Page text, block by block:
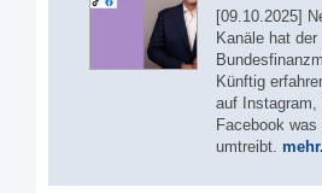
[09.10.2025]
Kanäle hat der
Künftig
auf Instagram,
Facebook
umtreibt.